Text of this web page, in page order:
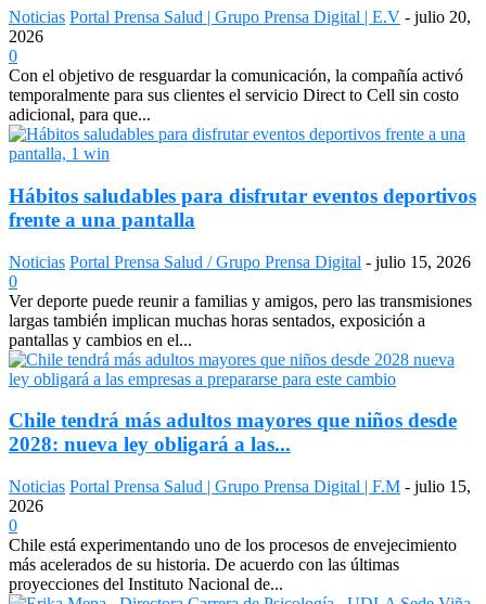
Noticias Portal Prensa Salud | Grupo Prensa Digital | E.V - julio 20,
2026
0
Con el objetivo de resguardar la comunicación, la compañía activó
temporalmente para sus clientes el servicio Direct to Cell sin costo
adicional, para que...
Hábitos saludables para disfrutar eventos deportivos
frente a una pantalla
Noticias Portal Prensa Salud / Grupo Prensa Digital - julio 15, 2026
0
Ver deporte puede reunir a familias y amigos, pero las transmisiones
largas también implican muchas horas sentados, exposición a
pantallas y cambios en el...
Chile tendrá más adultos mayores que niños desde
2028: nueva ley obligará a las...
Noticias Portal Prensa Salud | Grupo Prensa Digital | F.M - julio 15,
2026
0
Chile está experimentando uno de los procesos de envejecimiento
más acelerados de su historia. De acuerdo con las últimas
proyecciones del Instituto Nacional de...